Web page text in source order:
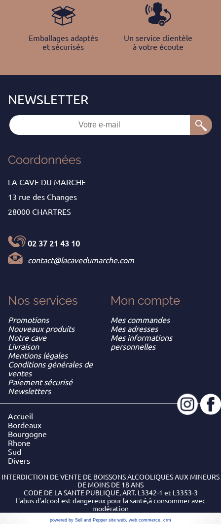
Emballages adaptés
et sécurisés
Un service clientèle
à votre écoute
Coordonnées
LA CAVE DU MARCHE
13 rue des Changes
28000 CHARTRES
02 37 21 43 10
contact@lacavedumarche.com
Nos services
Promotions
Nouveaux produits
Notre cave
Livraison
Mentions légales
Conditions générales de
ventes
Paiement sécurisé
Newsletters
Mon compte
Mes commandes
Mes adresses
Mes informations
personnelles
Accueil
Bordeaux
Bourgogne
Rhone
Sud
Divers
INTERDICTION DE VENTE DE BOISSONS ALCOOLIQUES AUX MINEURS
DE MOINS DE 18 ANS
CODE DE LA SANTE PUBLIQUE, ART. L3342-1 et L3353-3
L'abus d'alcool est dangereux pour la santé,à consommer avec
modération
powered by Sell and Pepper site web web commerce crm